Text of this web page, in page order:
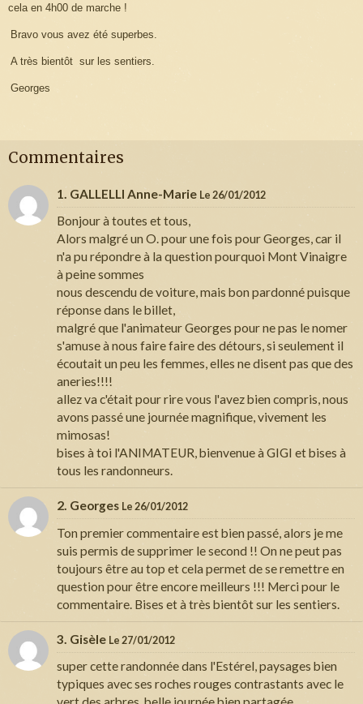
cela en 4h00 de marche !
Bravo vous avez été superbes.
A très bientôt sur les sentiers.
Georges
Commentaires
1. GALLELLI Anne-Marie Le 26/01/2012
Bonjour à toutes et tous,
Alors malgré un O. pour une fois pour Georges, car il
n'a pu répondre à la question pourquoi Mont Vinaigre
à peine sommes
nous descendu de voiture, mais bon pardonné puisque
réponse dans le billet,
malgré que l'animateur Georges pour ne pas le nomer
s'amuse à nous faire faire des détours, si seulement il
écoutait un peu les femmes, elles ne disent pas que des
aneries!!!!
allez va c'était pour rire vous l'avez bien compris, nous
avons passé une journée magnifique, vivement les
mimosas!
bises à toi l'ANIMATEUR, bienvenue à GIGI et bises à
tous les randonneurs.
2. Georges Le 26/01/2012
Ton premier commentaire est bien passé, alors je me
suis permis de supprimer le second !! On ne peut pas
toujours être au top et cela permet de se remettre en
question pour être encore meilleurs !!! Merci pour le
commentaire. Bises et à très bientôt sur les sentiers.
3. Gisèle Le 27/01/2012
super cette randonnée dans l'Estérel, paysages bien
typiques avec ses roches rouges contrastants avec le